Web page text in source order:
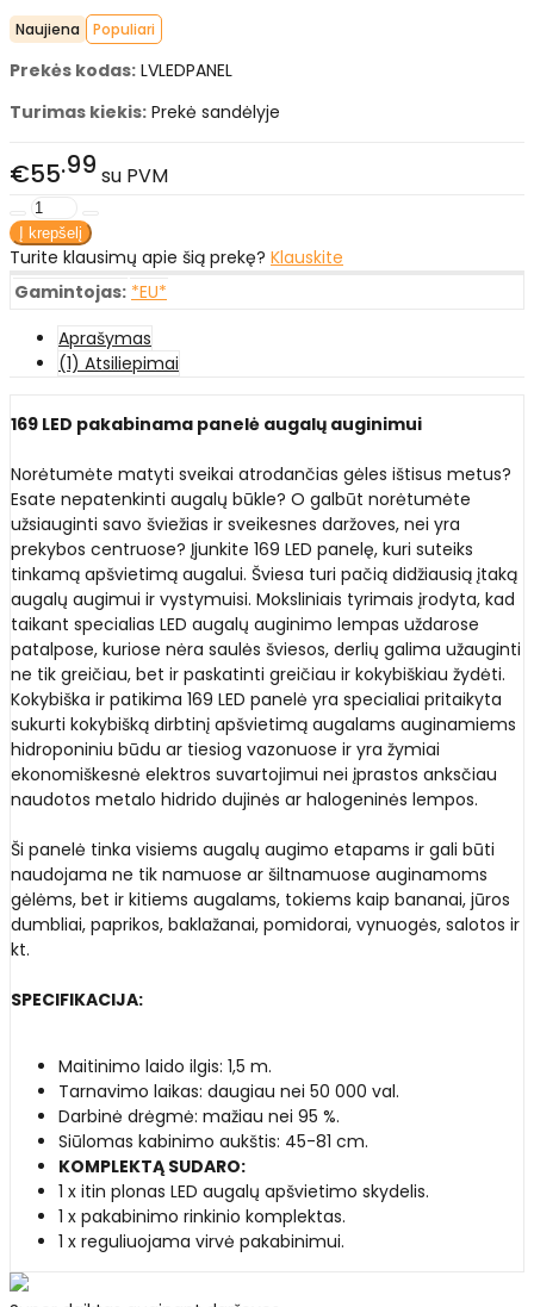
Naujiena Populiari
Prekės kodas: LVLEDPANEL
Turimas kiekis: Prekė sandėlyje
€55 99 su PVM
Turite klausimų apie šią prekę? Klauskite
Gamintojas: *EU*
Aprašymas
(1) Atsiliepimai
169 LED pakabinama panelė augalų auginimui
Norėtumėte matyti sveikai atrodančias gėles ištisus metus?
Esate nepatenkinti augalų būkle? O galbūt norėtumėte
užsiauginti savo šviežias ir sveikesnes daržoves, nei yra
prekybos centruose? Įjunkite 169 LED panelę, kuri suteiks
tinkamą apšvietimą augalui. Šviesa turi pačią didžiausią įtaką
augalų augimui ir vystymuisi. Moksliniais tyrimais įrodyta, kad
taikant specialias LED augalų auginimo lempas uždarose
patalpose, kuriose nėra saulės šviesos, derlių galima užauginti
ne tik greičiau, bet ir paskatinti greičiau ir kokybiškiau žydėti.
Kokybiška ir patikima 169 LED panelė yra specialiai pritaikyta
sukurti kokybišką dirbtinį apšvietimą augalams auginamiems
hidroponiniu būdu ar tiesiog vazonuose ir yra žymiai
ekonomiškesnė elektros suvartojimui nei įprastos anksčiau
naudotos metalo hidrido dujinės ar halogeninės lempos.
Ši panelė tinka visiems augalų augimo etapams ir gali būti
naudojama ne tik namuose ar šiltnamuose auginamoms
gėlėms, bet ir kitiems augalams, tokiems kaip bananai, jūros
dumbliai, paprikos, baklažanai, pomidorai, vynuogės, salotos ir
kt.
SPECIFIKACIJA:
Maitinimo laido ilgis: 1,5 m.
Tarnavimo laikas: daugiau nei 50 000 val.
Darbinė drėgmė: mažiau nei 95 %.
Siūlomas kabinimo aukštis: 45-81 cm.
KOMPLEKTĄ SUDARO:
1 x itin plonas LED augalų apšvietimo skydelis.
1 x pakabinimo rinkinio komplektas.
1 x reguliuojama virvė pakabinimui.